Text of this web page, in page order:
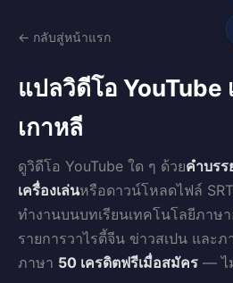
← กลับสู่หน้าแรก
แปลวิดีโอ YouTube
เกาหลี
ดูวิดีโอ YouTube ใด ๆ ด้วยคำบรร
เครื่องเล่นหรือดาวน์โหลดไฟล์
ทำงานบนบทเรียนเทคโนโลยีภาษ
รายการวาไรตี้จีน ข่าวสเปน และ
ภาษา 50 เครดิตฟรีเมื่อสมัคร — ไ